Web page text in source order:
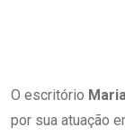
O escritório
por sua atuação